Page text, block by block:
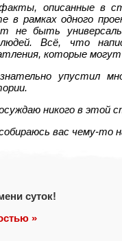
описанные в
в рамках одного
не быть
Всё, что
которые
упустил
никого в этой
вас чему‑то
суток!
»